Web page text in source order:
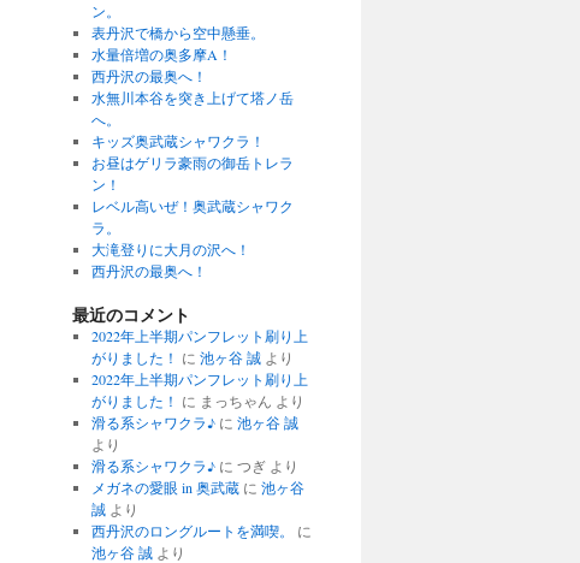
ン。
表丹沢で橋から空中懸垂。
水量倍増の奥多摩A！
西丹沢の最奥へ！
水無川本谷を突き上げて塔ノ岳
へ。
キッズ奥武蔵シャワクラ！
お昼はゲリラ豪雨の御岳トレラ
ン！
レベル高いぜ！奥武蔵シャワク
ラ。
大滝登りに大月の沢へ！
西丹沢の最奥へ！
最近のコメント
2022年上半期パンフレット刷り上
がりました！ に 池ヶ谷 誠より
2022年上半期パンフレット刷り上
がりました！ に まっちゃん より
滑る系シャワクラ♪に 池ヶ谷 誠
より
滑る系シャワクラ♪に つぎより
メガネの愛眼 in 奥武蔵に 池ヶ谷
誠より
西丹沢のロングルートを満喫。
に
池ヶ谷 誠より